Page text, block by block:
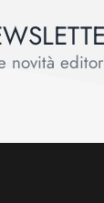
novità